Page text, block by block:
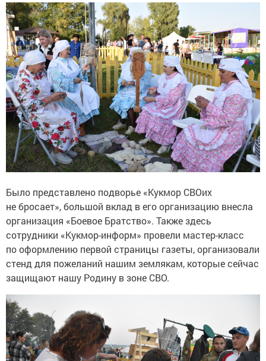
Было представлено подворье «Кукмор СВОих
не бросает», большой вклад в его организацию внесла
организация «Боевое Братство». Также здесь
сотрудники «Кукмор-информ» провели мастер-класс
по оформлению первой страницы газеты, организовали
стенд для пожеланий нашим землякам, которые сейчас
защищают нашу Родину в зоне СВО.